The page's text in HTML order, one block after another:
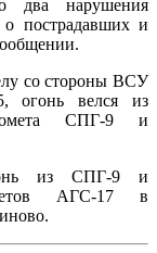
два нарушения
пострадавших и
со стороны ВСУ
огонь велся из
СПГ-9 и
из СПГ-9 и
АГС-17 в